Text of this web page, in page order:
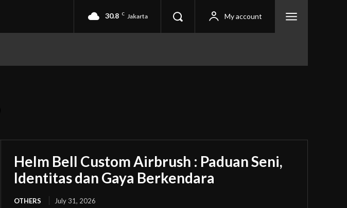
30.8 C Jakarta My account
Helm Bell Custom Airbrush : Paduan Seni,
Identitas dan Gaya Berkendara
OTHERS July 31, 2026